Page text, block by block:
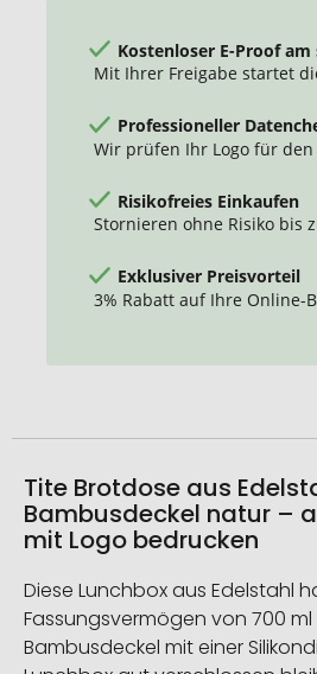
Kostenloser E-Proof am
Mit Ihrer Freigabe startet
Professioneller
Wir prüfen Ihr Logo für den
Risikofreies Einkaufen
Stornieren ohne Risiko bis
Exklusiver Preisvorteil
3% Rabatt auf Ihre Online-
Tite Brotdose aus
Bambusdeckel natur –
mit Logo bedrucken
Diese Lunchbox aus Edelstahl
Fassungsvermögen von 700
Bambusdeckel mit einer